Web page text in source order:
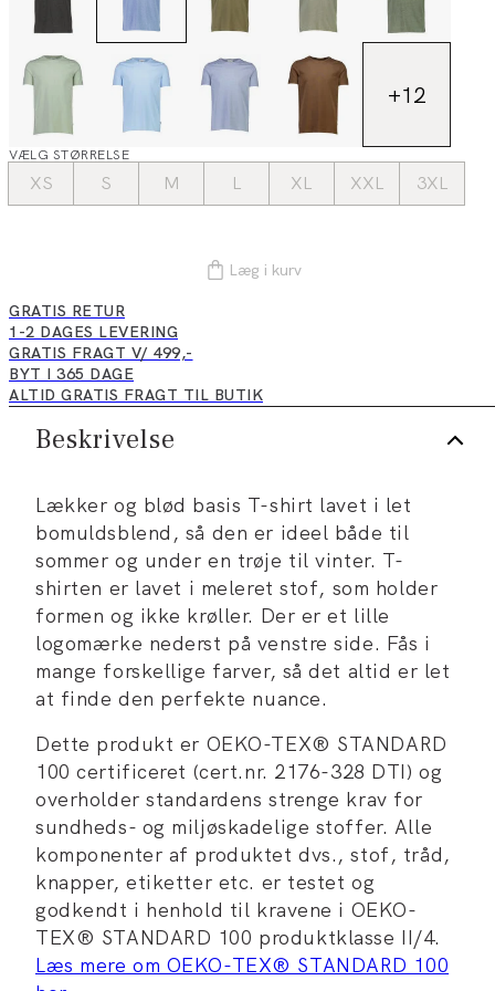
+12
VÆLG STØRRELSE
XS S M L XL XXL 3XL
Læg i kurv
GRATIS RETUR
1-2 DAGES LEVERING
GRATIS FRAGT V/ 499,-
BYT I 365 DAGE
ALTID GRATIS FRAGT TIL BUTIK
Beskrivelse
Lækker og blød basis T-shirt lavet i let
bomuldsblend, så den er ideel både til
sommer og under en trøje til vinter. T-
shirten er lavet i meleret stof, som holder
formen og ikke krøller. Der er et lille
logomærke nederst på venstre side. Fås i
mange forskellige farver, så det altid er let
at finde den perfekte nuance.
Dette produkt er OEKO-TEX® STANDARD
100 certificeret (cert.nr. 2176-328 DTI) og
overholder standardens strenge krav for
sundheds- og miljøskadelige stoffer. Alle
komponenter af produktet dvs., stof, tråd,
knapper, etiketter etc. er testet og
godkendt i henhold til kravene i OEKO-
TEX® STANDARD 100 produktklasse II/4.
Læs mere om OEKO-TEX® STANDARD 100